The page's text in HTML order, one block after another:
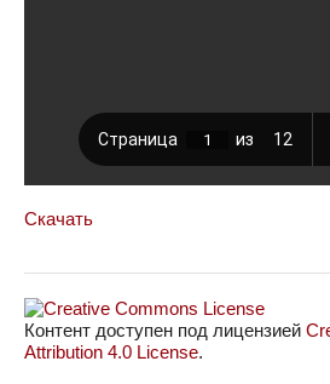
Скачать
Контент доступен под лицензией
Attribution 4.0 License.